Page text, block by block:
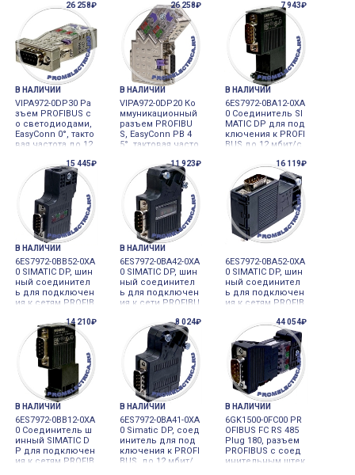
т/с, металлическ
ий корпус, VIPA
металлический к
орпус, VIPA
ллический корпу
с VIPA
26 258₽
В НАЛИЧИИ
VIPA972-0DP30 Ра
зъем PROFIBUS с
о светодиодами,
EasyConn 0°, такто
вая частота до 12
еский корпус VIP
26 258₽
В НАЛИЧИИ
VIPA972-0DP20 Ко
ммуникационный
разъем PROFIBU
S, EasyConn PB 4
5°, тактовая часто
металлический к
орпус, VIPA
7 943₽
В НАЛИЧИИ
6ES7972-0BA12-0XA
0 Соединитель SI
MATIC DP для под
ключения к PROFI
BUS до 12 мбит/с,
углом 90 градусо
в, Siemens
15 445₽
В НАЛИЧИИ
6ES7972-0BB52-0XA
0 SIMATIC DP, шин
ный соединител
ь для подключен
ия к сетям PROFIB
отвод кабеля под
углом 90 градусо
вВ, 15,8 X 59 X 35,6
11 923₽
В НАЛИЧИИ
6ES7972-0BA42-0XA
0 SIMATIC DP, шин
ный соединител
ь для подключен
ия к сети PROFIBU
наклонным отвод
ом кабеля, 15,8 X
54 X 39,5 мм
16 119₽
6ES7972-0BA52-0XA
0 SIMATIC DP, шин
ный соединител
ь для подключен
ия к сетям PROFIB
отвод кабеля под
углом 90 градусо
в, 15,8 X 59 X 35,6
мм (ШXВXГ),IPCD,
14 210₽
В НАЛИЧИИ
6ES7972-0BB12-0XA
0 Соединитель ш
инный SIMATIC D
P для подключен
ия к сетям PROFIB
8 024₽
В НАЛИЧИИ
6ES7972-0BA41-0XA
0 Simatic DP, соед
инитель для под
ключения к PROFI
BUS, до 12 мбит/
44 054₽
В НАЛИЧИИ
6GK1500-0FC00 PR
OFIBUS FC RS 485
Plug 180, разъем
PROFIBUS с соед
инительным штек